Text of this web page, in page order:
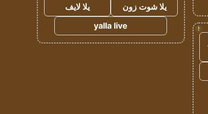
!
يلا شوت زون
يلا لايف
yalla live